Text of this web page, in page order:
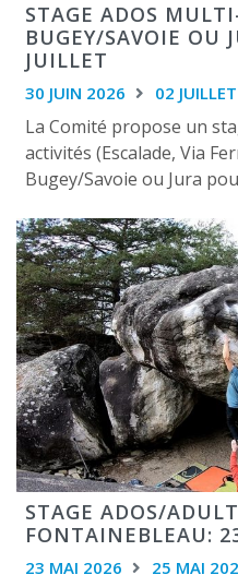
STAGE ADOS
BUGEY/SAVOIE OU
JUILLET
30 JUIN 2026 02
La Comité propose un
activités (Escalade, Via
Bugey/Savoie ou Jura
STAGE ADOS/
FONTAINEBLEAU:
23 MAI 2026 25 MAI